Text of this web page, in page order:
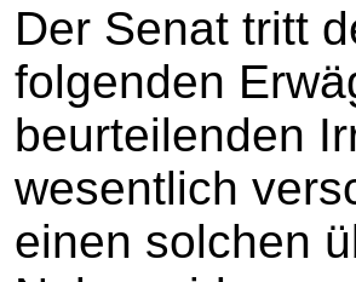
Der Senat tritt
folgenden
beurteilenden
wesentlich
einen solchen